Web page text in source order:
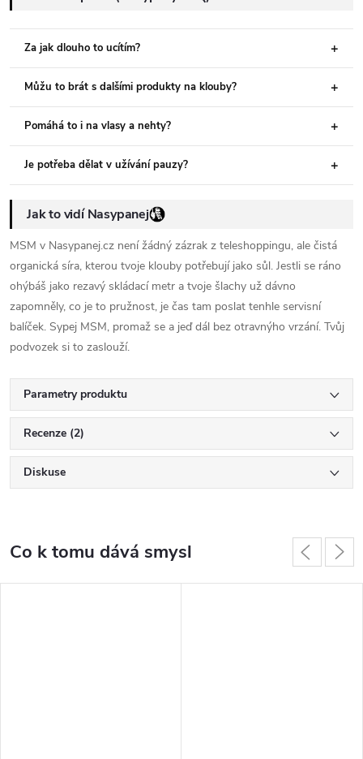
Za jak dlouho to ucítím?
Můžu to brát s dalšími produkty na klouby?
Pomáhá to i na vlasy a nehty?
Je potřeba dělat v užívání pauzy?
Jak to vidí Nasypanej
MSM v Nasypanej.cz není žádný zázrak z teleshoppingu, ale čistá
organická síra, kterou tvoje klouby potřebují jako sůl. Jestli se ráno
ohýbáš jako rezavý skládací metr a tvoje šlachy už dávno
zapomněly, co je to pružnost, je čas tam poslat tenhle servisní
balíček. Sypej MSM, promaž se a jeď dál bez otravnýho vrzání. Tvůj
podvozek si to zaslouží.
Parametry produktu
Recenze (2)
Diskuse
Co k tomu dává smysl